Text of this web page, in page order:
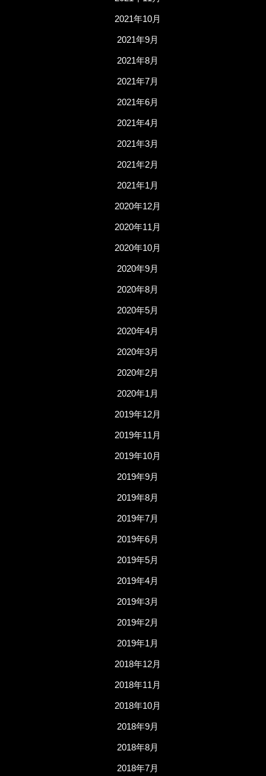
2021年10月
2021年9月
2021年8月
2021年7月
2021年6月
2021年4月
2021年3月
2021年2月
2021年1月
2020年12月
2020年11月
2020年10月
2020年9月
2020年8月
2020年5月
2020年4月
2020年3月
2020年2月
2020年1月
2019年12月
2019年11月
2019年10月
2019年9月
2019年8月
2019年7月
2019年6月
2019年5月
2019年4月
2019年3月
2019年2月
2019年1月
2018年12月
2018年11月
2018年10月
2018年9月
2018年8月
2018年7月